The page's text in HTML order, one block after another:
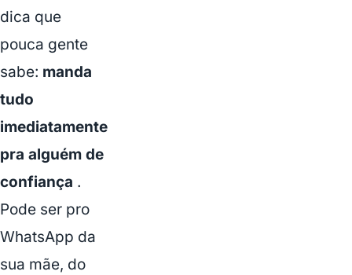
dica que
pouca gente
sabe: manda
tudo
imediatamente
pra alguém de
confiança .
Pode ser pro
WhatsApp da
sua mãe, do